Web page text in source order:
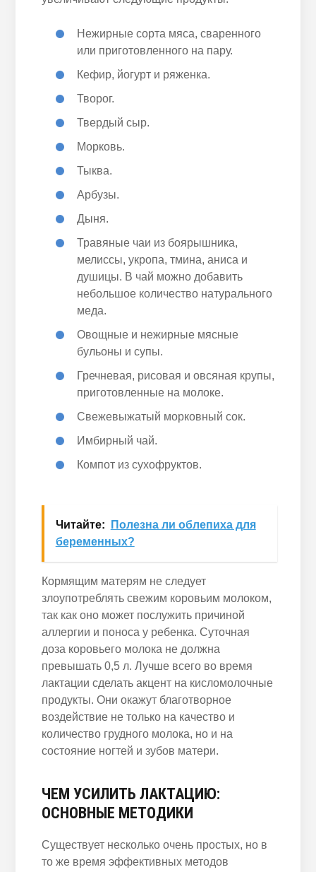
Нежирные сорта мяса, сваренного
или приготовленного на пару.
Кефир, йогурт и ряженка.
Творог.
Твердый сыр.
Морковь.
Тыква.
Арбузы.
Дыня.
Травяные чаи из боярышника,
мелиссы, укропа, тмина, аниса и
душицы. В чай можно добавить
небольшое количество натурального
меда.
Овощные и нежирные мясные
бульоны и супы.
Гречневая, рисовая и овсяная крупы,
приготовленные на молоке.
Свежевыжатый морковный сок.
Имбирный чай.
Компот из сухофруктов.
Читайте:
Полезна ли облепиха для
беременных?
Кормящим матерям не следует
злоупотреблять свежим коровьим молоком,
так как оно может послужить причиной
аллергии и поноса у ребенка. Суточная
доза коровьего молока не должна
превышать 0,5 л. Лучше всего во время
лактации сделать акцент на кисломолочные
продукты. Они окажут благотворное
воздействие не только на качество и
количество грудного молока, но и на
состояние ногтей и зубов матери.
ЧЕМ УСИЛИТЬ ЛАКТАЦИЮ:
ОСНОВНЫЕ МЕТОДИКИ
Существует несколько очень простых, но в
то же время эффективных методов